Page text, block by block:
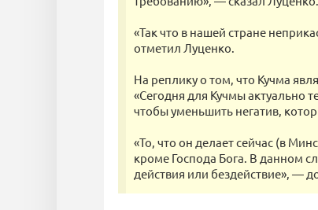
«Так что в нашей стране
отметил Луценко.
На реплику о том, что Кучма
«Сегодня для Кучмы актуально
чтобы уменьшить негатив,
«То, что он делает сейчас (в
кроме Господа Бога. В данном
действия или бездействие», —